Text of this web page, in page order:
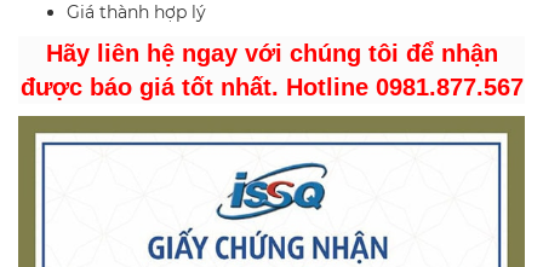
Giá thành hợp lý
Hãy liên hệ ngay với chúng tôi để nhận
được báo giá tốt nhất. Hotline 0981.877.567